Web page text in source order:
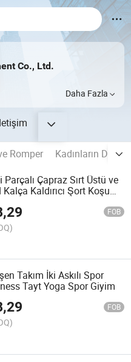
Co., Ltd.
Daha Fazla
Romper
Kadınların
Parçalı Çapraz Sırt Üstü ve
Kaldırıcı Şort Koşu
FOB
Takım İki Askılı Spor
Tayt Yoga Spor Giyim
FOB